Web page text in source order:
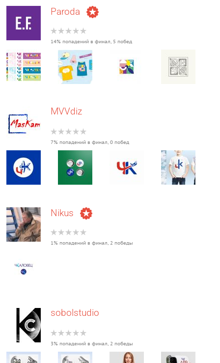
Paroda
14% попадений в финал, 5 побед
MVVdiz
7% попадений в финал, 0 побед
Nikus
1% попадений в финал, 2 победы
sobolstudio
3% попадений в финал, 2 победы